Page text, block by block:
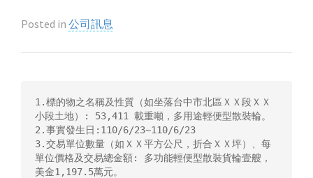
Posted in 公司訊息
1.標的物之名稱及性質（如坐落台中市北區ＸＸ段ＸＸ
小段土地）: 53,411 載重噸，多用途輕便型散裝輪。
2.事實發生日:110/6/23~110/6/23
3.交易單位數量（如ＸＸ平方公尺，折合ＸＸ坪）、每
單位價格及交易總金額: 多功能輕便型散裝貨輪壹艘，
美金1,197.5萬元。